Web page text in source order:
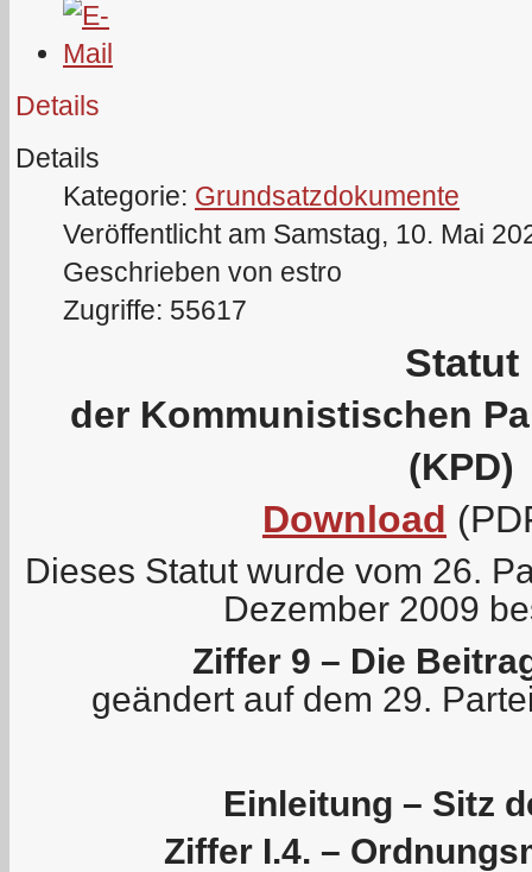
Details
Details
Kategorie: Grundsatzdokumente
Veröffentlicht am Samstag, 10. Mai
Geschrieben von estro
Zugriffe: 55617
Statut
der Kommunistischen
(KPD)
Download
Dieses Statut wurde vom 26.
Dezember 2009
Ziffer 9 – Die
geändert auf dem 29.
Einleitung – Sitz
Ziffer I.4. –